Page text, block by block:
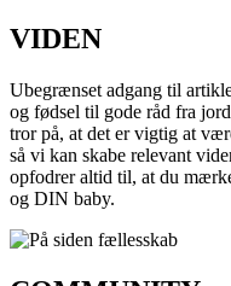
VIDEN
Ubegrænset adgang til
og fødsel til gode råd fra
tror på, at det er vigtig at
så vi kan skabe relevant
opfodrer altid til, at du
og DIN baby.